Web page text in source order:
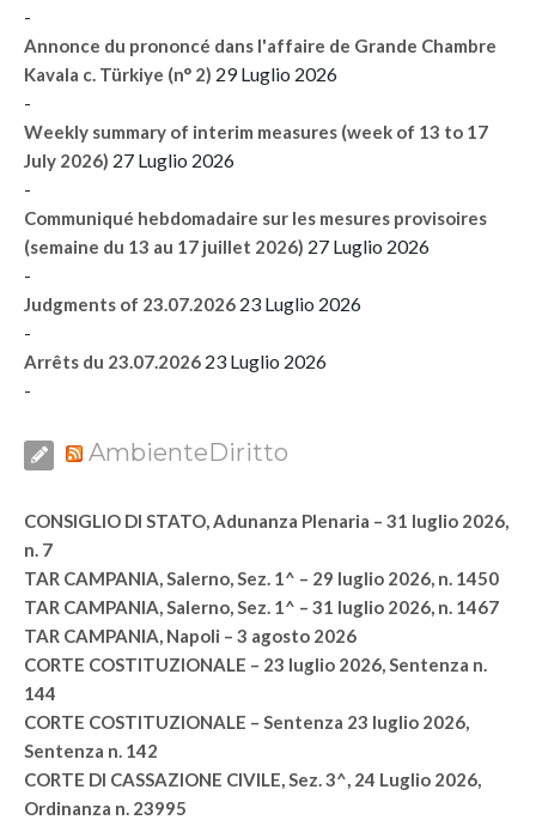
-
Annonce du prononcé dans l'affaire de Grande Chambre
Kavala c. Türkiye (n° 2) 29 Luglio 2026
-
Weekly summary of interim measures (week of 13 to 17
July 2026) 27 Luglio 2026
-
Communiqué hebdomadaire sur les mesures provisoires
(semaine du 13 au 17 juillet 2026) 27 Luglio 2026
-
Judgments of 23.07.2026 23 Luglio 2026
-
Arrêts du 23.07.2026 23 Luglio 2026
-
AmbienteDiritto
CONSIGLIO DI STATO, Adunanza Plenaria – 31 luglio 2026,
n. 7
TAR CAMPANIA, Salerno, Sez. 1^ – 29 luglio 2026, n. 1450
TAR CAMPANIA, Salerno, Sez. 1^ – 31 luglio 2026, n. 1467
TAR CAMPANIA, Napoli – 3 agosto 2026
CORTE COSTITUZIONALE – 23 luglio 2026, Sentenza n.
144
CORTE COSTITUZIONALE – Sentenza 23 luglio 2026,
Sentenza n. 142
CORTE DI CASSAZIONE CIVILE, Sez. 3^, 24 Luglio 2026,
Ordinanza n. 23995